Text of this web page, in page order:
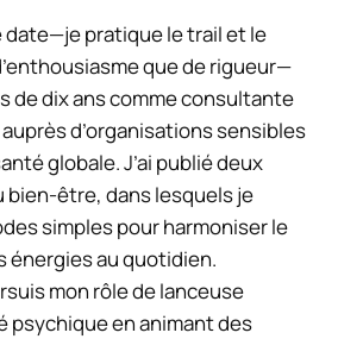
date—je pratique le trail et le
que de rigueur—
de dix ans comme consultante
d’organisations sensibles
globale. J’ai publié deux
bien-être, dans lesquels je
simples pour harmoniser le
énergies au quotidien.
mon rôle de lanceuse
psychique en animant des